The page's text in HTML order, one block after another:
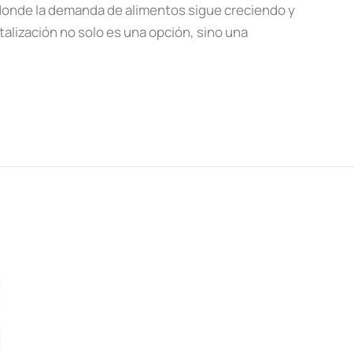
la demanda de alimentos sigue creciendo y
no solo es una opción, sino una